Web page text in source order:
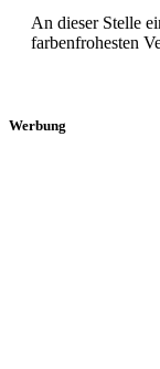
An dieser Stelle
farbenfrohesten
Werbung